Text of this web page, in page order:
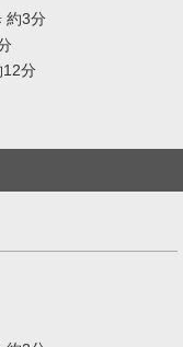
約3分
12分